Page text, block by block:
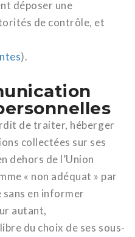
déposer une
de contrôle, et
).
de traiter, héberger
collectées sur ses
dehors de l’Union
« non adéquat » par
sans en informer
autant,
du choix de ses sous-